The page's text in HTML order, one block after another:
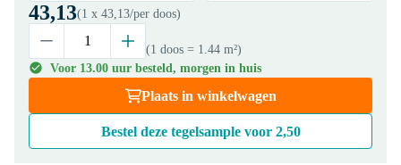
43,13(1 x 43,13/per doos)
(1 doos = 1.44 m²)
Voor 13.00 uur besteld, morgen in huis
Plaats in winkelwagen
Bestel deze tegelsample voor 2,50